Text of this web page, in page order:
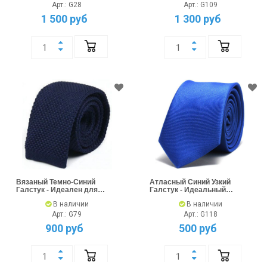
Арт.: G28
1 500 руб
Арт.: G109
1 300 руб
Вязаный Темно-Синий
Галстук - Идеален для
В наличии
Арт.: G79
900 руб
Атласный Синий Узкий
Галстук - Идеальный
В наличии
Арт.: G118
500 руб